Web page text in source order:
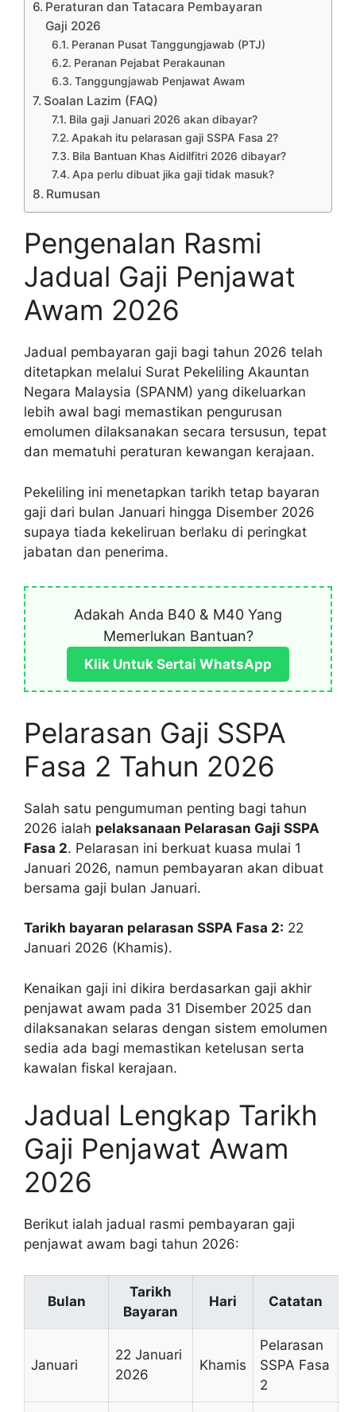
Peraturan dan Tatacara Pembayaran
Gaji 2026
Peranan Pusat Tanggungjawab (PTJ)
Peranan Pejabat Perakaunan
Tanggungjawab Penjawat Awam
Soalan Lazim (FAQ)
Bila gaji Januari 2026 akan dibayar?
Apakah itu pelarasan gaji SSPA Fasa 2?
Bila Bantuan Khas Aidilfitri 2026 dibayar?
Apa perlu dibuat jika gaji tidak masuk?
Rumusan
Pengenalan Rasmi
Jadual Gaji Penjawat
Awam 2026
Jadual pembayaran gaji bagi tahun 2026 telah
ditetapkan melalui Surat Pekeliling Akauntan
Negara Malaysia (SPANM) yang dikeluarkan
lebih awal bagi memastikan pengurusan
emolumen dilaksanakan secara tersusun, tepat
dan mematuhi peraturan kewangan kerajaan.
Pekeliling ini menetapkan tarikh tetap bayaran
gaji dari bulan Januari hingga Disember 2026
supaya tiada kekeliruan berlaku di peringkat
jabatan dan penerima.
Adakah Anda B40 & M40 Yang
Memerlukan Bantuan?
Klik Untuk Sertai WhatsApp
Pelarasan Gaji SSPA
Fasa 2 Tahun 2026
Salah satu pengumuman penting bagi tahun
2026 ialah pelaksanaan Pelarasan Gaji SSPA
Fasa 2. Pelarasan ini berkuat kuasa mulai 1
Januari 2026, namun pembayaran akan dibuat
bersama gaji bulan Januari.
Tarikh bayaran pelarasan SSPA Fasa 2: 22
Januari 2026 (Khamis).
Kenaikan gaji ini dikira berdasarkan gaji akhir
penjawat awam pada 31 Disember 2025 dan
dilaksanakan selaras dengan sistem emolumen
sedia ada bagi memastikan ketelusan serta
kawalan fiskal kerajaan.
Jadual Lengkap Tarikh
Gaji Penjawat Awam
2026
Berikut ialah jadual rasmi pembayaran gaji
penjawat awam bagi tahun 2026:
Bulan
Tarikh
Bayaran
Hari Catatan
Januari
22 Januari
2026
Khamis
Pelarasan
SSPA Fasa
2